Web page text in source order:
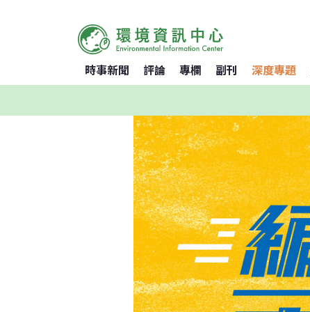
時事新聞 評論 專欄 副刊 深度專題